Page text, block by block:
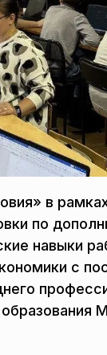
в
по
навыки
с